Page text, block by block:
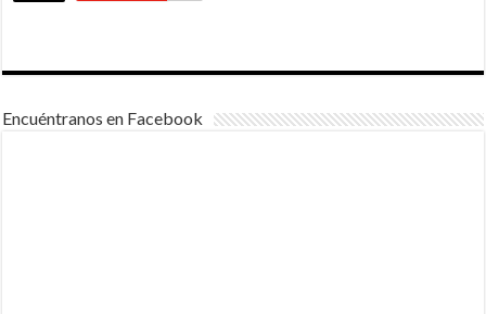
Encuéntranos en Facebook